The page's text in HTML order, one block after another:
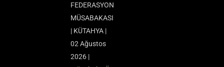
FEDERASYON
MÜSABAKASI
| KÜTAHYA |
02 Ağustos
2026 |